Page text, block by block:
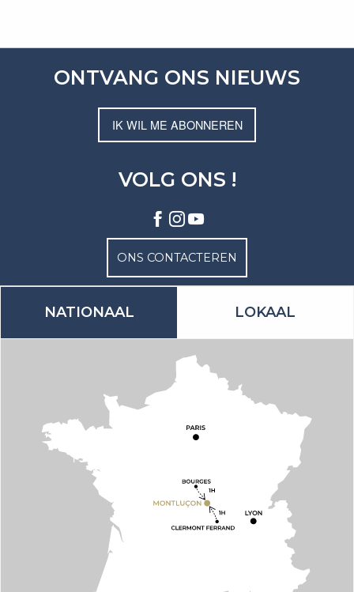
ONTVANG ONS NIEUWS
IK WIL ME ABONNEREN
VOLG ONS !
ONS CONTACTEREN
NATIONAAL LOKAAL